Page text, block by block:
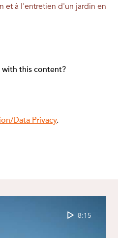
et à l'entretien d'un jardin en
8:15